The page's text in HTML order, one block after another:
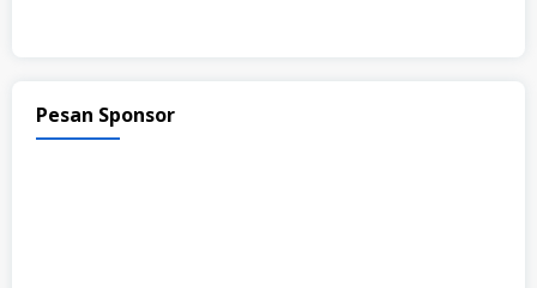
Pesan Sponsor